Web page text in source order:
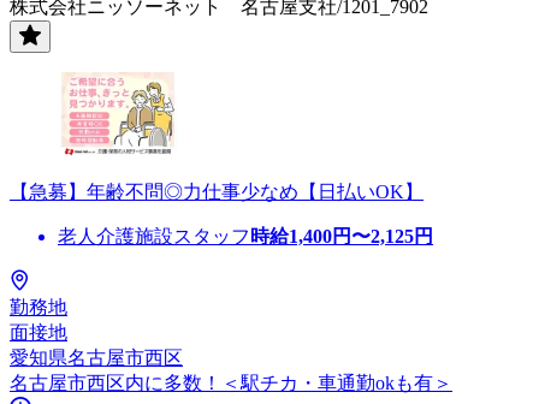
株式会社ニッソーネット 名古屋支社/1201_7902
【急募】年齢不問◎力仕事少なめ【日払いOK】
老人介護施設スタッフ 時給1,400円〜2,125円
勤務地
面接地
愛知県名古屋市西区
名古屋市西区内に多数！＜駅チカ・車通勤okも有＞